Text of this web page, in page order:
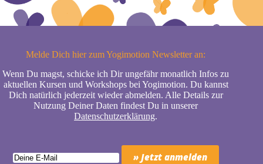
Melde Dich hier zum Yogimotion Newsletter an:
Wenn Du magst, schicke ich Dir ungefähr monatlich Infos zu
aktuellen Kursen und Workshops bei Yogimotion. Du kannst
Dich natürlich jederzeit wieder abmelden. Alle Details zur
Nutzung Deiner Daten findest Du in unserer
Datenschutzerklärung.